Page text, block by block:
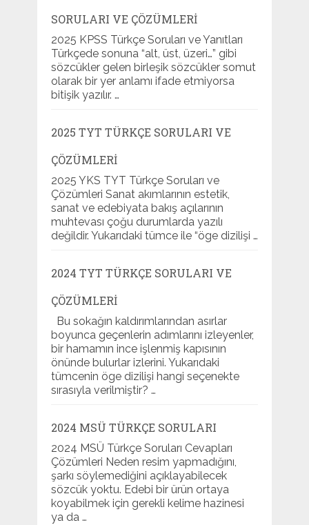
SORULARI VE ÇÖZÜMLERI
2025 KPSS Türkçe Soruları ve Yanıtları
Türkçede sonuna “alt, üst, üzeri…” gibi
sözcükler gelen birleşik sözcükler somut
olarak bir yer anlamı ifade etmiyorsa
bitişik yazılır. …
2025 TYT TÜRKÇE SORULARI VE
ÇÖZÜMLERI
2025 YKS TYT Türkçe Soruları ve
Çözümleri Sanat akımlarının estetik,
sanat ve edebiyata bakış açılarının
muhtevası çoğu durumlarda yazılı
değildir. Yukarıdaki tümce ile “öge dizilişi …
2024 TYT TÜRKÇE SORULARI VE
ÇÖZÜMLERI
Bu sokağın kaldırımlarından asırlar
boyunca geçenlerin adımlarını izleyenler,
bir hamamın ince işlenmiş kapısının
önünde bulurlar izlerini. Yukarıdaki
tümcenin öge dizilişi hangi seçenekte
sırasıyla verilmiştir? …
2024 MSÜ TÜRKÇE SORULARI
2024 MSÜ Türkçe Soruları Cevapları
Çözümleri Neden resim yapmadığını,
şarkı söylemediğini açıklayabilecek
sözcük yoktu. Edebi bir ürün ortaya
koyabilmek için gerekli kelime hazinesi
ya da …